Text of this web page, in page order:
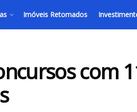
Imóveis Retomados
com